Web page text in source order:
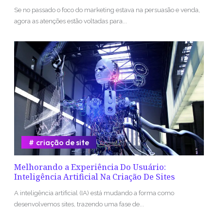
Se no passado o foco do marketing estava na persuasão e venda,
agora as atenções estão voltadas para...
Melhorando a Experiência Do Usuário:
Inteligência Artificial Na Criação De Sites
criação de site
A inteligência artificial (IA) está mudando a forma como
desenvolvemos sites, trazendo uma fase de...